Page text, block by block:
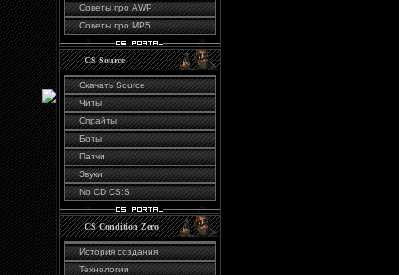
Советы про AWP
Советы про MP5
CS Source
Скачать Source
Читы
Спрайты
Боты
Патчи
Звуки
No CD CS:S
CS Condition Zero
История создания
Технологии